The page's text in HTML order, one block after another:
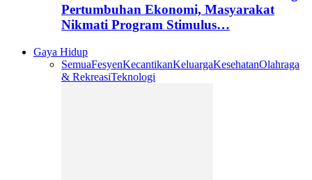
Pertumbuhan Ekonomi, Masyarakat
Nikmati Program Stimulus…
Gaya Hidup
SemuaFesyenKecantikanKeluargaKesehatanOlahraga
& RekreasiTeknologi